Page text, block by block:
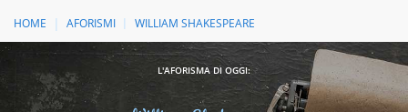
HOME AFORISMI WILLIAM SHAKESPEARE
L'AFORISMA DI OGGI: